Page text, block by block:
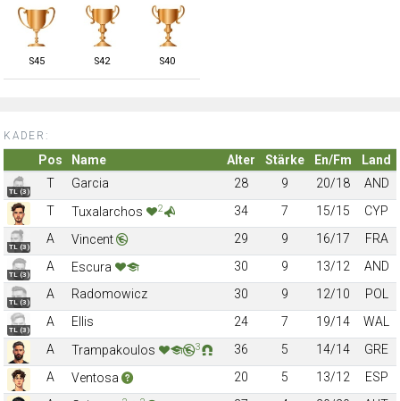
S45 S42 S40
KADER:
Pos Name Alter Stärke En/Fm Land
TL (3)
T Garcia 28 9 20/18
AND
T
Tuxalarchos 2 34 7 15/15 CYP
TL (3)
A Vincent 29 9 16/17 FRA
TL (3)
A Escura 30 9 13/12 AND
TL (3)
A Radomowicz 30 9 12/10 POL
TL (3)
A Ellis 24 7 19/14
WAL
A
Trampakoulos 3 36 5 14/14
GRE
A
Ventosa 20 5 13/12
ESP